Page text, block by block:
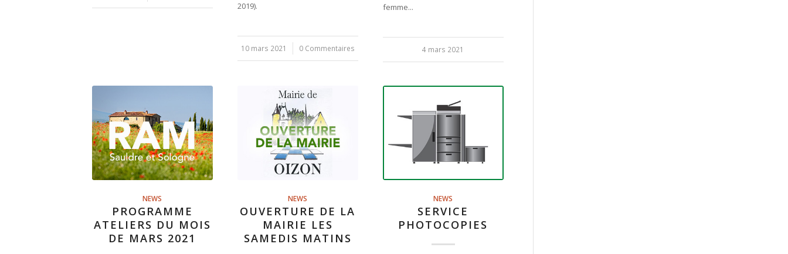
2019).
10 mars 2021
/ 0 Commentaires
femme...
4 mars 2021
NEWS
PROGRAMME
ATELIERS DU MOIS
DE MARS 2021
NEWS
OUVERTURE DE LA
MAIRIE LES
SAMEDIS MATINS
NEWS
SERVICE
PHOTOCOPIES